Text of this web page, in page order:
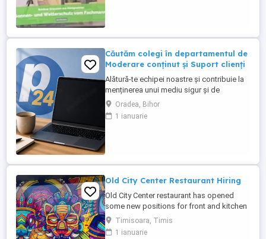
Căutăm colegi în departamentul de
Moderare conținut și Suport clienți
Alătură-te echipei noastre și contribuie la
menținerea unui mediu sigur și de
încredere pe platformele noastre de
anunțuri din România, Germania și
Ungaria. În funcție de experiența și
Oradea, Bihor
1 ianuarie
Old City Center Restaurant Hiring
Old City Center restaurant has opened
some new positions for front and kitchen
Type of contract: part-time and full time
For more info,
Timisoara, Timis
1 ianuarie